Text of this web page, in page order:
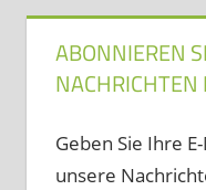
ABONNIEREN
Geben Sie Ihre
unsere